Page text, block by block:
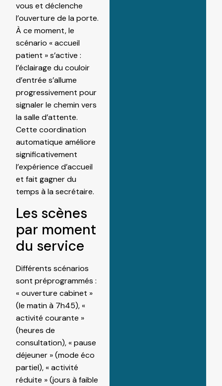
vous et déclenche
l’ouverture de la porte.
À ce moment, le
scénario « accueil
patient » s’active :
l’éclairage du couloir
d’entrée s’allume
progressivement pour
signaler le chemin vers
la salle d’attente.
Cette coordination
automatique améliore
significativement
l’expérience d’accueil
et fait gagner du
temps à la secrétaire.
Les scènes
par moment
du service
Différents scénarios
sont préprogrammés :
« ouverture cabinet »
(le matin à 7h45), «
activité courante »
(heures de
consultation), « pause
déjeuner » (mode éco
partiel), « activité
réduite » (jours à faible